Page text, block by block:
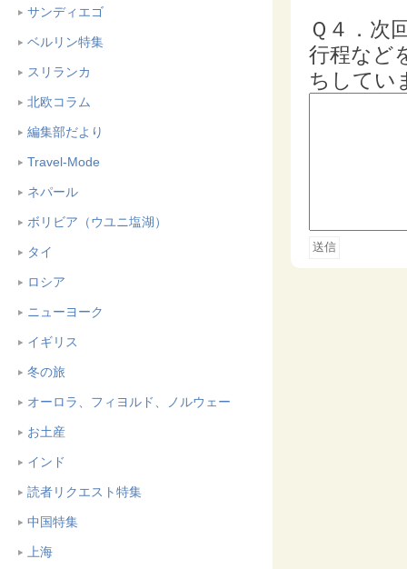
サンディエゴ
ベルリン特集
スリランカ
北欧コラム
編集部だより
Travel-Mode
ネパール
ボリビア（ウユニ塩湖）
タイ
ロシア
ニューヨーク
イギリス
冬の旅
オーロラ、フィヨルド、ノルウェー
お土産
インド
読者リクエスト特集
中国特集
上海
Ｑ４．次
行程など
ちしてい